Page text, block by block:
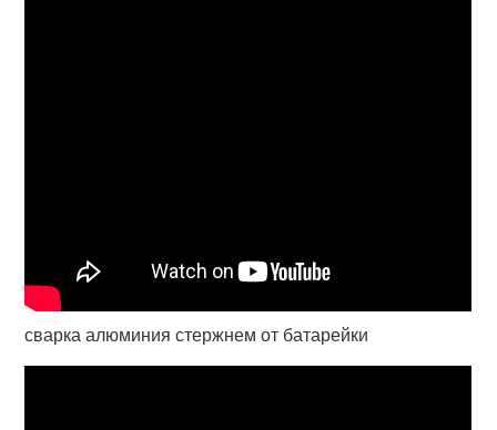
сварка алюминия стержнем от батарейки